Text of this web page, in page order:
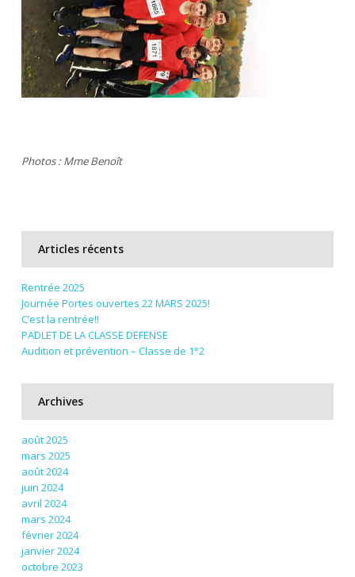
Photos : Mme Benoît
Articles récents
Rentrée 2025
Journée Portes ouvertes 22 MARS 2025!
C’est la rentrée!!
PADLET DE LA CLASSE DEFENSE
Audition et prévention – Classe de 1°2
Archives
août 2025
mars 2025
août 2024
juin 2024
avril 2024
mars 2024
février 2024
janvier 2024
octobre 2023